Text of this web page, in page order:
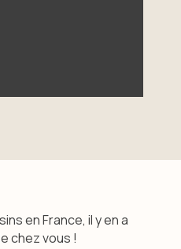
en France, il y en a
chez vous !